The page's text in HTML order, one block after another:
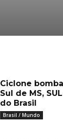
Ciclone
Sul de MS,
do Brasil
Brasil / Mundo